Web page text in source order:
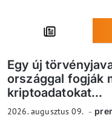
Egy új
országgal fogják
kriptoadatokat...
2026. augusztus 09.